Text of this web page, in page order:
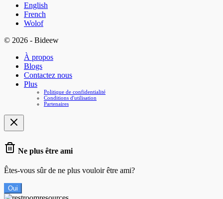
English
French
Wolof
© 2026 - Bideew
À propos
Blogs
Contactez nous
Plus
Politique de confidentialité
Conditions d'utilisation
Partenaires
Ne plus être ami
Êtes-vous sûr de ne plus vouloir être ami?
Oui